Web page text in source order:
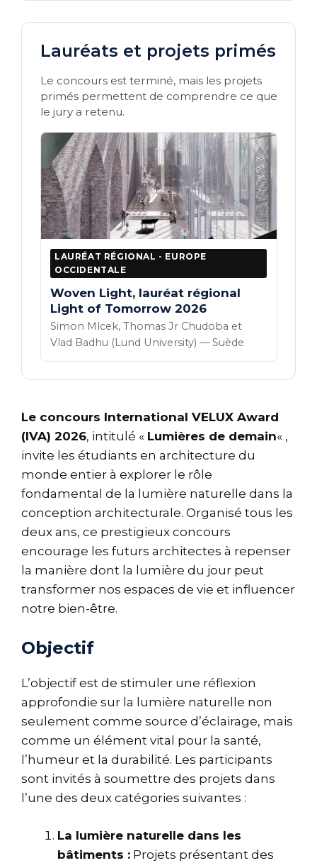
Lauréats et projets primés
Le concours est terminé, mais les projets
primés permettent de comprendre ce que
le jury a retenu.
LAURÉAT RÉGIONAL - EUROPE
OCCIDENTALE
Woven Light, lauréat régional
Light of Tomorrow 2026
Simon Mlcek, Thomas Jr Chudoba et
Vlad Badhu (Lund University) — Suède
Le concours International VELUX Award
(IVA) 2026, intitulé « Lumières de demain« ,
invite les étudiants en architecture du
monde entier à explorer le rôle
fondamental de la lumière naturelle dans la
conception architecturale. Organisé tous les
deux ans, ce prestigieux concours
encourage les futurs architectes à repenser
la manière dont la lumière du jour peut
transformer nos espaces de vie et influencer
notre bien-être.
Objectif
L’objectif est de stimuler une réflexion
approfondie sur la lumière naturelle non
seulement comme source d’éclairage, mais
comme un élément vital pour la santé,
l’humeur et la durabilité. Les participants
sont invités à soumettre des projets dans
l’une des deux catégories suivantes :
La lumière naturelle dans les
bâtiments : Projets présentant des